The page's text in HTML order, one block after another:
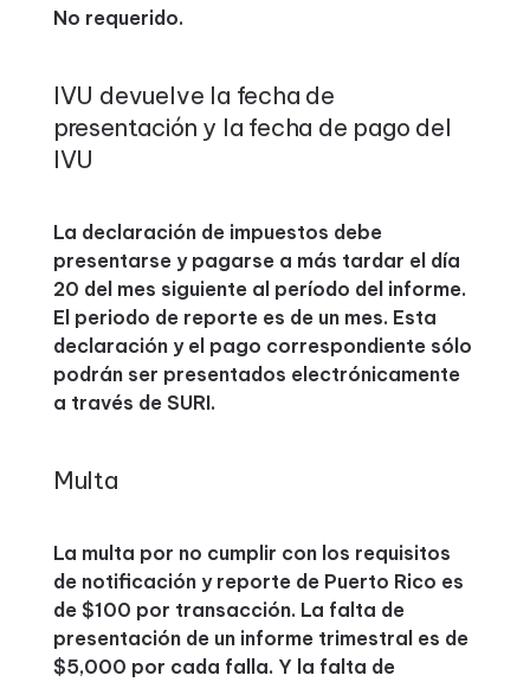
No requerido.
IVU devuelve la fecha de
presentación y la fecha de pago del
IVU
La declaración de impuestos debe
presentarse y pagarse a más tardar el día
20 del mes siguiente al período del informe.
El periodo de reporte es de un mes. Esta
declaración y el pago correspondiente sólo
podrán ser presentados electrónicamente
a través de SURI.
Multa
La multa por no cumplir con los requisitos
de notificación y reporte de Puerto Rico es
de $100 por transacción. La falta de
presentación de un informe trimestral es de
$5,000 por cada falla. Y la falta de